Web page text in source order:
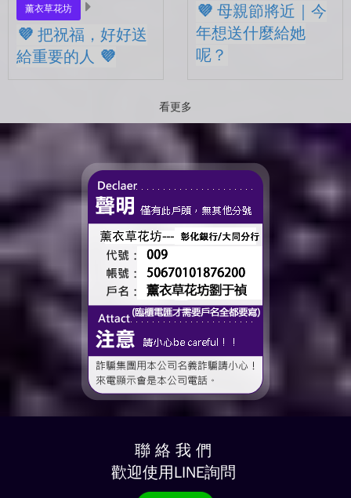
薰衣草花坊
💜 把祝福，好好送
給重要的人 💜
時間、一起熬過的日常，到
了這個...
💜 母親節將近｜今
年想送什麼給她
呢？
醒，而是心裡會自然想到
——有一個人，一直都...
看更多
聯 絡 我 們
歡迎使用LINE詢問